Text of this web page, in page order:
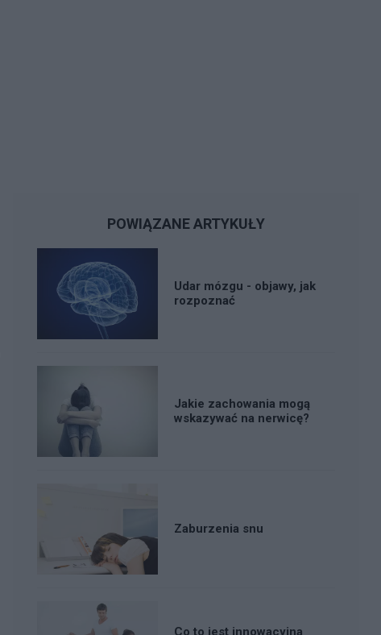
POWIĄZANE ARTYKUŁY
Udar mózgu - objawy, jak
rozpoznać
Jakie zachowania mogą
wskazywać na nerwicę?
Zaburzenia snu
Co to jest innowacyjna